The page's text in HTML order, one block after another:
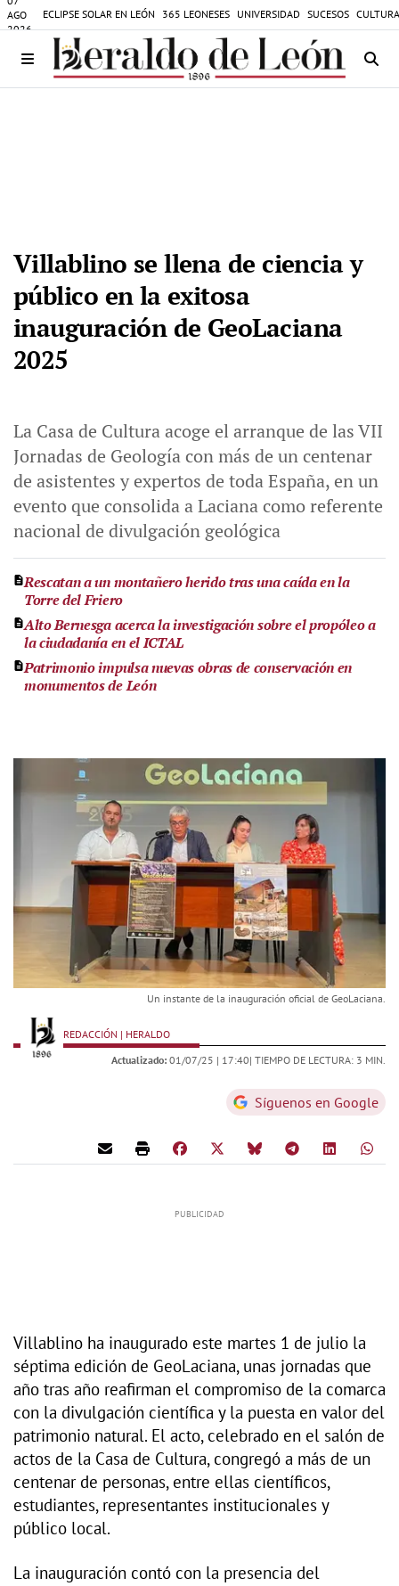
AGO
2026
ECLIPSE SOLAR EN LEÓN 365 LEONESES UNIVERSIDAD SUCESOS
Villablino se llena de ciencia y
público en la exitosa
inauguración de GeoLaciana
2025
La Casa de Cultura acoge el arranque de las VII
Jornadas de Geología con más de un centenar
de asistentes y expertos de toda España, en un
evento que consolida a Laciana como referente
nacional de divulgación geológica
Rescatan a un montañero herido tras una caída en la
Torre del Friero
Alto Bernesga acerca la investigación sobre el propóleo a
la ciudadanía en el ICTAL
Patrimonio impulsa nuevas obras de conservación en
monumentos de León
Un instante de la inauguración oficial de GeoLaciana.
REDACCIÓN | HERALDO
Actualizado: 01/07/25 | 17:40| TIEMPO DE LECTURA: 3 MIN.
Síguenos en Google
Villablino ha inaugurado este martes 1 de julio la
séptima edición de GeoLaciana, unas jornadas que
año tras año reafirman el compromiso de la comarca
con la divulgación científica y la puesta en valor del
patrimonio natural. El acto, celebrado en el salón de
actos de la Casa de Cultura, congregó a más de un
centenar de personas, entre ellas científicos,
estudiantes, representantes institucionales y
público local.
La inauguración contó con la presencia del